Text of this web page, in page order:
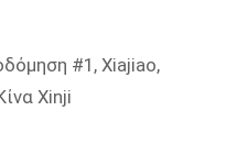
#1, Xiajiao,
Xinji